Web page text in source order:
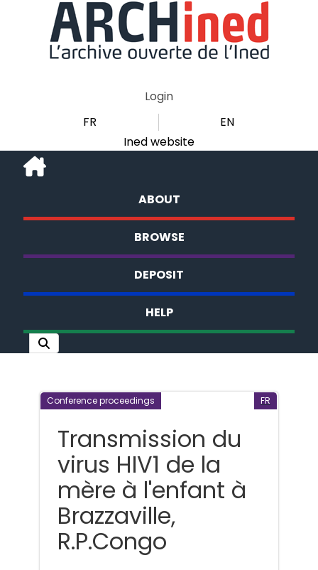
Login
FR
EN
Ined website
ABOUT
BROWSE
DEPOSIT
HELP
Conference proceedings FR
Transmission du
virus HIV1 de la
mère à l'enfant à
Brazzaville,
R.P.Congo